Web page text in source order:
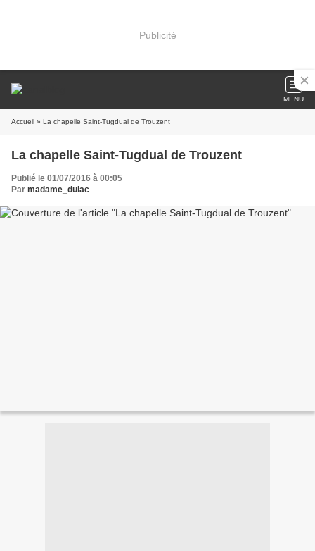
Publicité
MENU
Accueil » La chapelle Saint-Tugdual de Trouzent
La chapelle Saint-Tugdual de Trouzent
Publié le 01/07/2016 à 00:05
Par madame_dulac